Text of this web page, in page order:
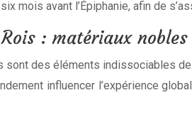
mois avant l’Épiphanie, afin de
: matériaux
sont des éléments indissociables
influencer l’expérience